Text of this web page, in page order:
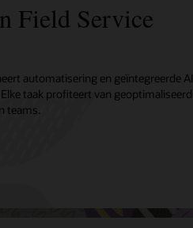
Field Service
automatisering en geïntegreerde
taak profiteert van
teams.